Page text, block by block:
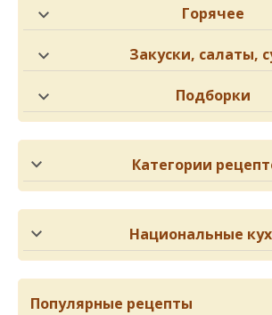
Горячее
Закуски, салаты,
Подборки
Категории
Национальные
Популярные рецепты